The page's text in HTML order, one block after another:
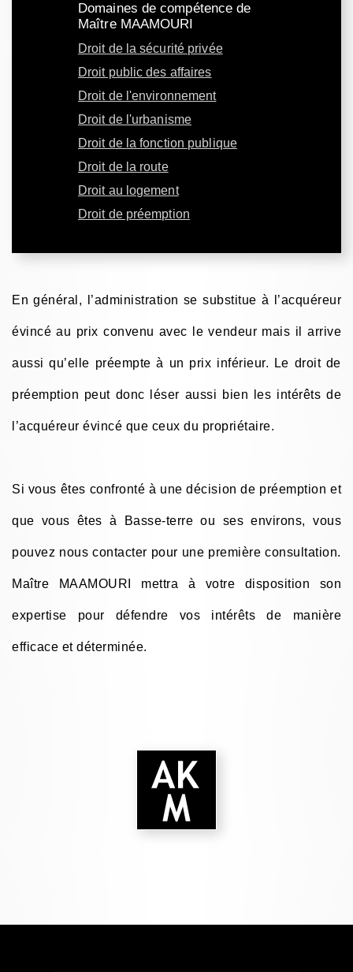
Domaines de compétence de
Maître MAAMOURI
Droit de la sécurité privée
Droit public des affaires
Droit de l'environnement
Droit de l'urbanisme
Droit de la fonction publique
Droit de la route
Droit au logement
Droit de préemption
En général, l’administration se substitue à l’acquéreur
évincé au prix convenu avec le vendeur mais il arrive
aussi qu’elle préempte à un prix inférieur. Le droit de
préemption peut donc léser aussi bien les intérêts de
l’acquéreur évincé que ceux du propriétaire.
Si vous êtes confronté à une décision de préemption et
que vous êtes à Basse-terre ou ses environs, vous
pouvez nous contacter pour une première consultation.
Maître MAAMOURI mettra à votre disposition son
expertise pour défendre vos intérêts de manière
efficace et déterminée.